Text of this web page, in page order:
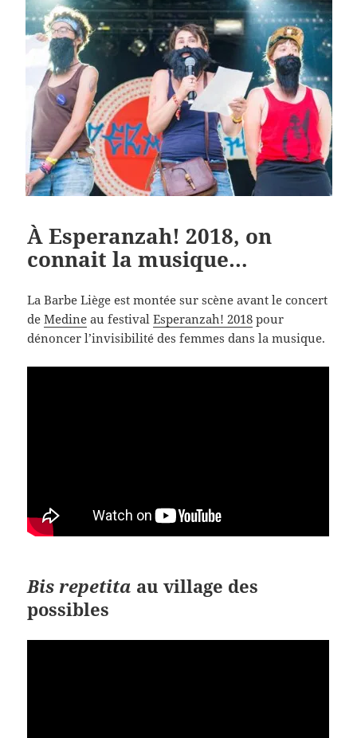
À Esperanzah! 2018, on
connait la musique…
La Barbe Liège est montée sur scène avant le concert
deMedine au festivalEsperanzah! 2018 pour
dénoncer l’invisibilité des femmes dans la musique.
Bis repetita au village des
possibles